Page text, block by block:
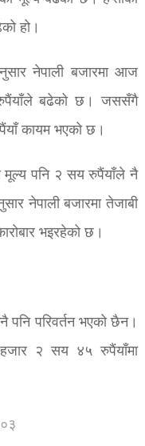
हो।
नेपाली बजारमा आज
रुपैंयाँले बढेको छ। जससँगै
कायम भएको छ।
मूल्य पनि २ सय रुपैंयाँले नै
नेपाली बजारमा तेजाबी
भइरहेको छ।
परिवर्तन भएको छैन।
२ सय ४५ रुपैंयाँमा